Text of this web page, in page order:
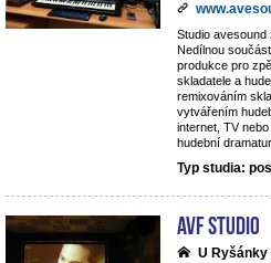
Studio avesound
Nedílnou
produkce pro
skladatele a
remixováním
vytvářením
internet, TV
hudební
Typ studia:
AVF STUDIO
U Ryšánky